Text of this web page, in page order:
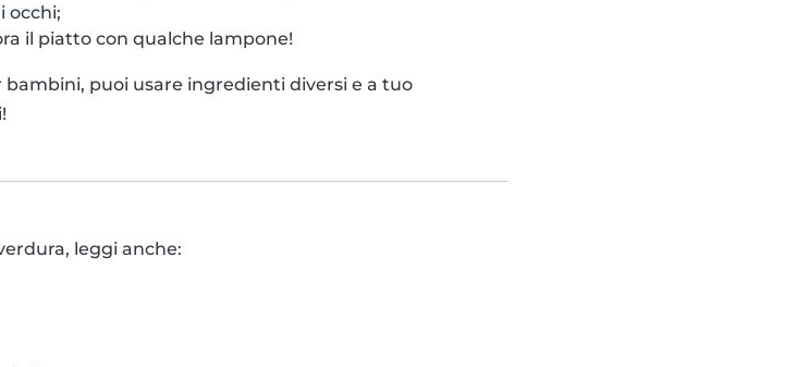
occhi;
il piatto con qualche lampone!
puoi usare ingredienti diversi e a tuo
leggi anche: